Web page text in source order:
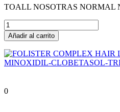
TOALL NOSOTRAS NORMAL
Añadir al carrito
0